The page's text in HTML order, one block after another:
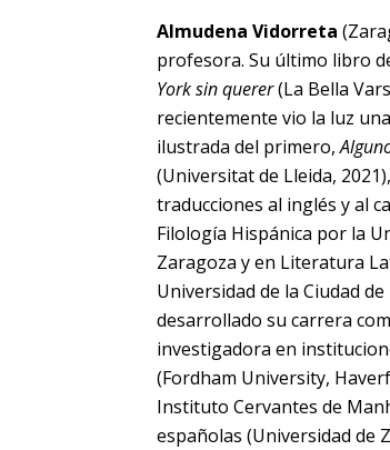
Almudena Vidorreta
profesora. Su último libro
York sin querer(La Bella
recientemente vio la luz
ilustrada del primero,
(Universitat de Lleida,
traducciones al inglés y al
Filología Hispánica por la
Zaragoza y en Literatura
Universidad de la Ciudad
desarrollado su carrera
investigadora en
(Fordham University,
Instituto Cervantes de
españolas (Universidad de